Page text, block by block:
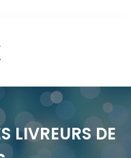
LIVREURS DE